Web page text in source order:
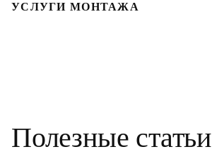
УСЛУГИ МОНТАЖА
Полезные статьи